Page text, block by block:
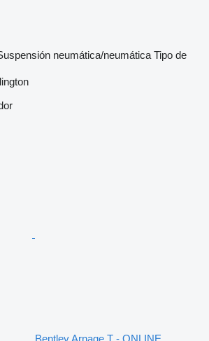
neumática/neumática Tipo de
Bentley Arnage T - ONLINE